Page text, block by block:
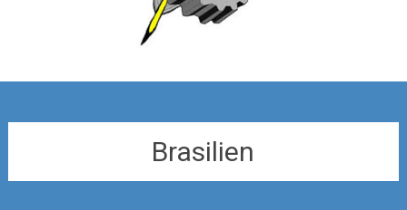
Brasilien